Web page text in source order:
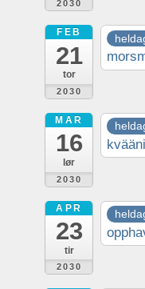
2030
FEB
21
tor
2030
MAR
16
lør
2030
APR
23
tir
2030